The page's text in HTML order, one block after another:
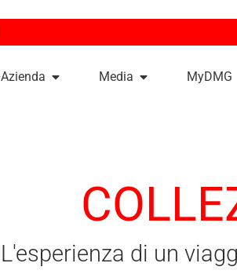
Azienda Media MyDMG
L'esperienza di un